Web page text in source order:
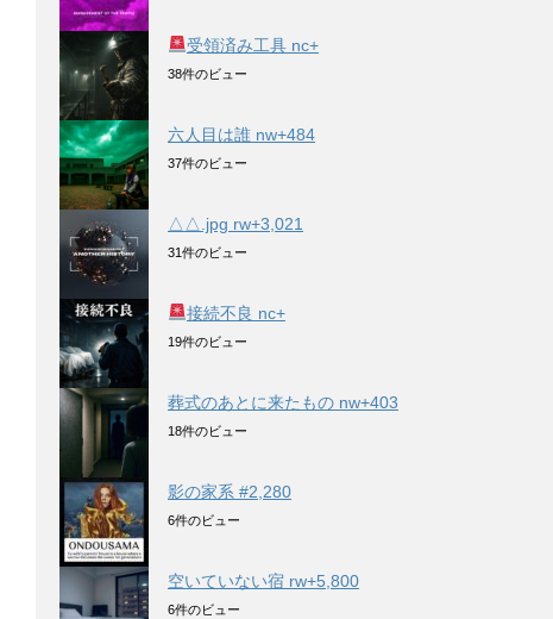
受領済み工具 nc+
38件のビュー
六人目は誰 nw+484
37件のビュー
△△.jpg rw+3,021
31件のビュー
接続不良 nc+
19件のビュー
葬式のあとに来たもの nw+403
18件のビュー
影の家系 #2,280
6件のビュー
空いていない宿 rw+5,800
6件のビュー